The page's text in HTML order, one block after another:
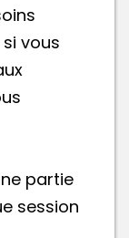
vous
partie
session